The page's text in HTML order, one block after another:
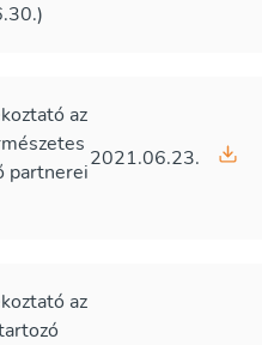
az
partnerei
2021.06.23.
az